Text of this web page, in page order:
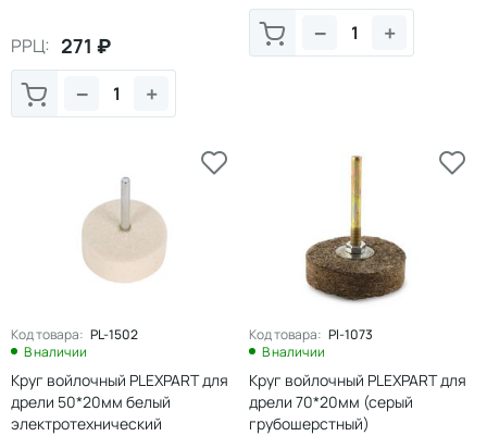
РРЦ: 271 ₽
+
−
+
−
Код товара: PL-1502
В наличии
Круг войлочный PLEXPART для
дрели 50*20мм белый
электротехнический
Код товара: Pl-1073
В наличии
Круг войлочный PLEXPART для
дрели 70*20мм (серый
грубошерстный)